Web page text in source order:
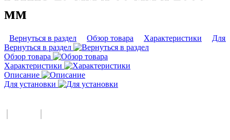
мм
Вернуться в раздел Обзор товара Характеристики
Для
Вернуться в раздел
Обзор товара
Характеристики
Описание
Для установки